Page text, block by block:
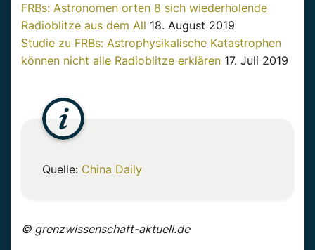
FRBs: Astronomen orten 8 sich wiederholende
Radioblitze aus dem All 18. August 2019
Studie zu FRBs: Astrophysikalische Katastrophen
können nicht alle Radioblitze erklären 17. Juli 2019
Quelle: China Daily
© grenzwissenschaft-aktuell.de